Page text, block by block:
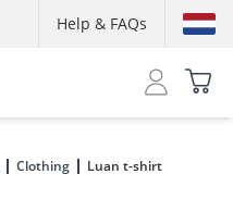
Help & FAQs
Clothing Luan t-shirt